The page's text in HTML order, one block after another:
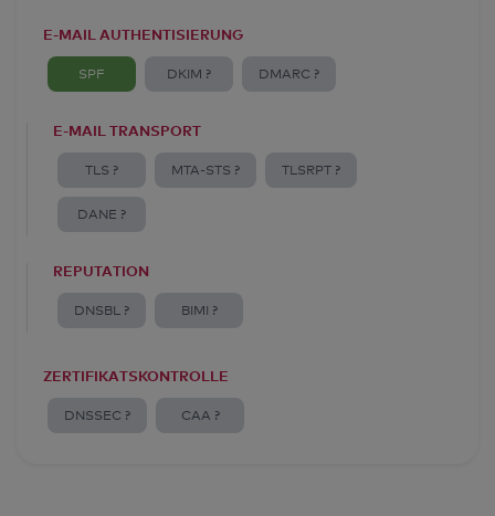
E-MAIL AUTHENTISIERUNG
SPF DKIM ? DMARC ?
E-MAIL TRANSPORT
TLS ? MTA-STS ? TLSRPT ?
DANE ?
REPUTATION
DNSBL ? BIMI ?
ZERTIFIKATSKONTROLLE
DNSSEC ? CAA ?